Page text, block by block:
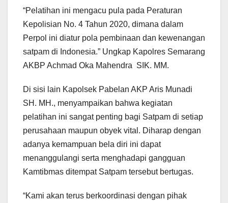
“Pelatihan ini mengacu pula pada Peraturan
Kepolisian No. 4 Tahun 2020, dimana dalam
Perpol ini diatur pola pembinaan dan kewenangan
satpam di Indonesia.” Ungkap Kapolres Semarang
AKBP Achmad Oka Mahendra SIK. MM.
Di sisi lain Kapolsek Pabelan AKP Aris Munadi
SH. MH., menyampaikan bahwa kegiatan
pelatihan ini sangat penting bagi Satpam di setiap
perusahaan maupun obyek vital. Diharap dengan
adanya kemampuan bela diri ini dapat
menanggulangi serta menghadapi gangguan
Kamtibmas ditempat Satpam tersebut bertugas.
“Kami akan terus berkoordinasi dengan pihak